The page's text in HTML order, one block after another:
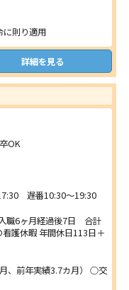
則り適用
詳細を見る
OK
遅番10:30～19:30
職6ヶ月経過後7日 合計
護休暇 年間休日113日＋
、前年実績3.7カ月） ○交